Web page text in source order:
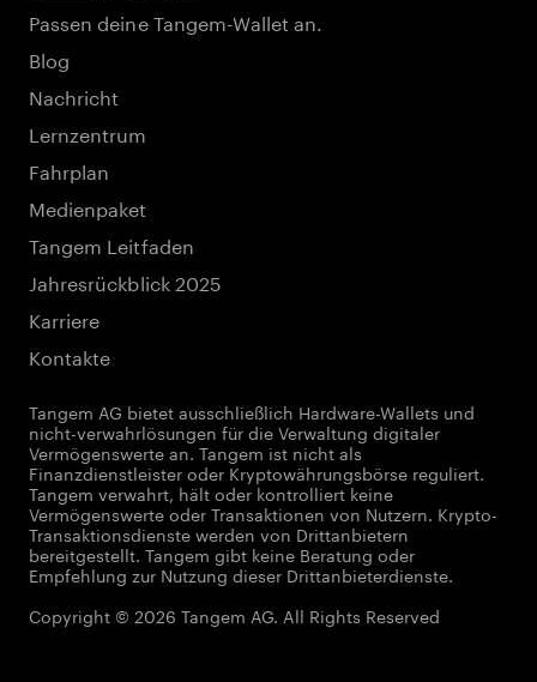
Passen deine Tangem-Wallet an.
Blog
Nachricht
Lernzentrum
Fahrplan
Medienpaket
Tangem Leitfaden
Jahresrückblick 2025
Karriere
Kontakte
Tangem AG bietet ausschließlich Hardware-Wallets und
nicht-verwahrlösungen für die Verwaltung digitaler
Vermögenswerte an. Tangem ist nicht als
Finanzdienstleister oder Kryptowährungsbörse reguliert.
Tangem verwahrt, hält oder kontrolliert keine
Vermögenswerte oder Transaktionen von Nutzern. Krypto-
Transaktionsdienste werden von Drittanbietern
bereitgestellt. Tangem gibt keine Beratung oder
Empfehlung zur Nutzung dieser Drittanbieterdienste.